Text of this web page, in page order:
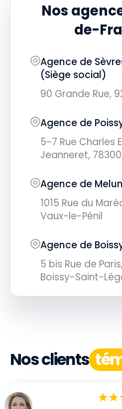
Nos
de-
Agence de
(Siège social)
90 Grande Rue,
Agence de
5-7 Rue Charles
Jeanneret,
Agence de Melun
1015 Rue du
Vaux-le-Pénil
Agence de
5 bis Rue de
Boissy-Saint-
Nos clients
4.9 + 165 avis